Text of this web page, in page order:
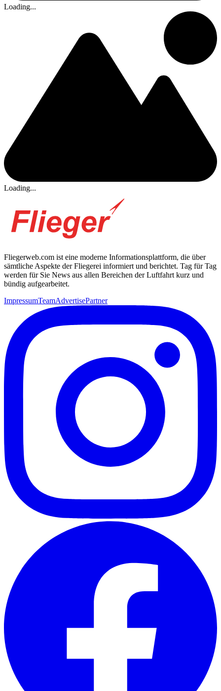
Loading...
Loading...
Fliegerweb.com ist eine moderne Informationsplattform, die über
sämtliche Aspekte der Fliegerei informiert und berichtet. Tag für Tag
werden für Sie News aus allen Bereichen der Luftfahrt kurz und
bündig aufgearbeitet.
ImpressumTeamAdvertisePartner